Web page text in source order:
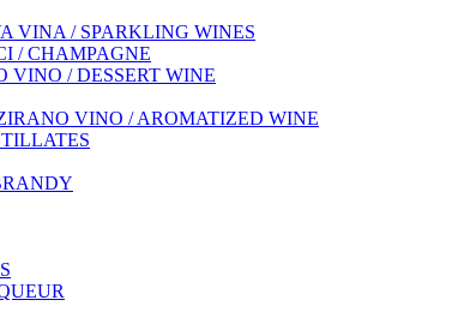
VINA / SPARKLING WINES
/ CHAMPAGNE
VINO / DESSERT WINE
VINO / AROMATIZED WINE